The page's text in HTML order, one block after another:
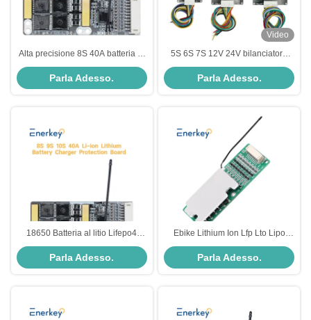
Alta precisione 8S 40A batteria al
litio BMS Board con NTC per gli
strumenti di riparazione elettrica
Parla Adesso.
Video
5S 6S 7S 12V 24V bilanciatore
attivo 150A 100A 200A 300A LFP
/ Lithium Battery Protection Board
Parla Adesso.
18650 Batteria al litio Lifepo4
BMS Batteria Li Ion 8S 9S 10S
40A BMS
Parla Adesso.
Ebike Lithium Ion Lfp Lto Lipo
Solar Lifepo4 Batteria BMS Board
8S 15A 24V Sistema di gestione
della batteria
Parla Adesso.